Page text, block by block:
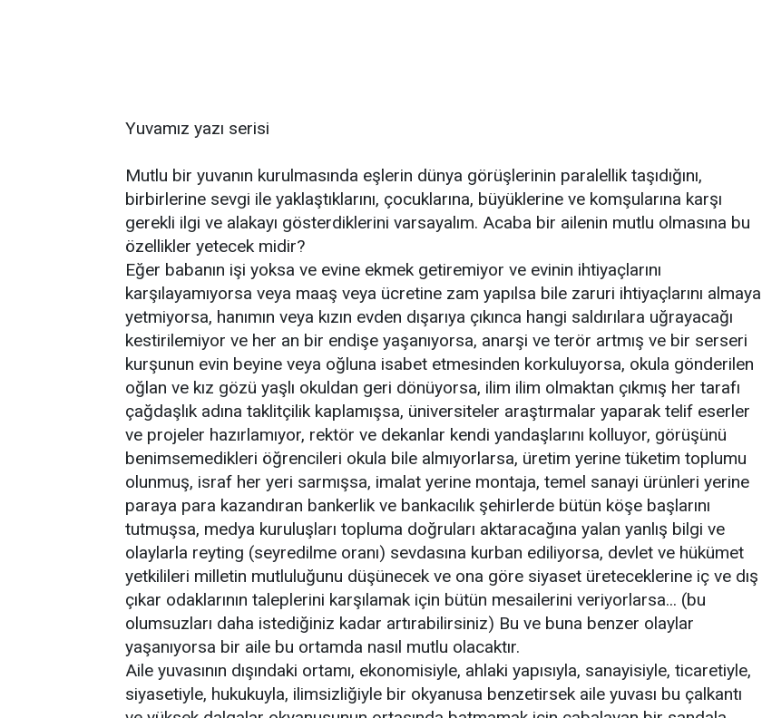
Yuvamız yazı serisi
Mutlu bir yuvanın kurulmasında eşlerin dünya görüşlerinin paralellik taşıdığını,
birbirlerine sevgi ile yaklaştıklarını, çocuklarına, büyüklerine ve komşularına karşı
gerekli ilgi ve alakayı gösterdiklerini varsayalım. Acaba bir ailenin mutlu olmasına bu
özellikler yetecek midir?
Eğer babanın işi yoksa ve evine ekmek getiremiyor ve evinin ihtiyaçlarını
karşılayamıyorsa veya maaş veya ücretine zam yapılsa bile zaruri ihtiyaçlarını almaya
yetmiyorsa, hanımın veya kızın evden dışarıya çıkınca hangi saldırılara uğrayacağı
kestirilemiyor ve her an bir endişe yaşanıyorsa, anarşi ve terör artmış ve bir serseri
kurşunun evin beyine veya oğluna isabet etmesinden korkuluyorsa, okula gönderilen
oğlan ve kız gözü yaşlı okuldan geri dönüyorsa, ilim ilim olmaktan çıkmış her tarafı
çağdaşlık adına taklitçilik kaplamışsa, üniversiteler araştırmalar yaparak telif eserler
ve projeler hazırlamıyor, rektör ve dekanlar kendi yandaşlarını kolluyor, görüşünü
benimsemedikleri öğrencileri okula bile almıyorlarsa, üretim yerine tüketim toplumu
olunmuş, israf her yeri sarmışsa, imalat yerine montaja, temel sanayi ürünleri yerine
paraya para kazandıran bankerlik ve bankacılık şehirlerde bütün köşe başlarını
tutmuşsa, medya kuruluşları topluma doğruları aktaracağına yalan yanlış bilgi ve
olaylarla reyting (seyredilme oranı) sevdasına kurban ediliyorsa, devlet ve hükümet
yetkilileri milletin mutluluğunu düşünecek ve ona göre siyaset üreteceklerine iç ve dış
çıkar odaklarının taleplerini karşılamak için bütün mesailerini veriyorlarsa... (bu
olumsuzları daha istediğiniz kadar artırabilirsiniz) Bu ve buna benzer olaylar
yaşanıyorsa bir aile bu ortamda nasıl mutlu olacaktır.
Aile yuvasının dışındaki ortamı, ekonomisiyle, ahlaki yapısıyla, sanayisiyle, ticaretiyle,
siyasetiyle, hukukuyla, ilimsizliğiyle bir okyanusa benzetirsek aile yuvası bu çalkantı